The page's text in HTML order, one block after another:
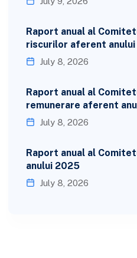
Raport anual al
riscurilor aferent
July 8, 2026
Raport anual al
remunerare aferent
July 8, 2026
Raport anual al
anului 2025
July 8, 2026